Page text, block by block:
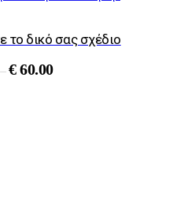
το δικό σας σχέδιο
€ 60.00